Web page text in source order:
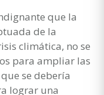
que la
de la
climática, no se
para ampliar las
se debería
lograr una